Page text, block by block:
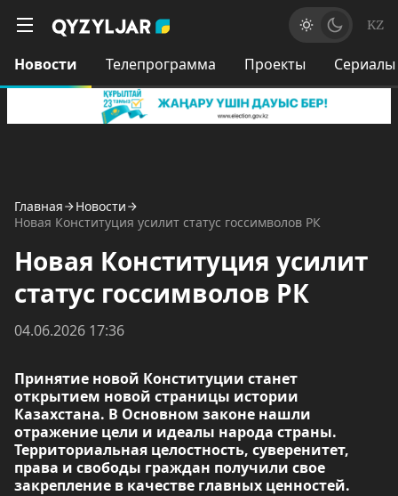
KZ
Новости Телепрограмма Проекты Сериалы
Главная
Новости
Новая Конституция усилит статус госсимволов РК
Новая Конституция усилит
статус госсимволов РК
04.06.2026 17:36
Принятие новой Конституции станет
открытием новой страницы истории
Казахстана. В Основном законе нашли
отражение цели и идеалы народа страны.
Территориальная целостность, суверенитет,
права и свободы граждан получили свое
закрепление в качестве главных ценностей.